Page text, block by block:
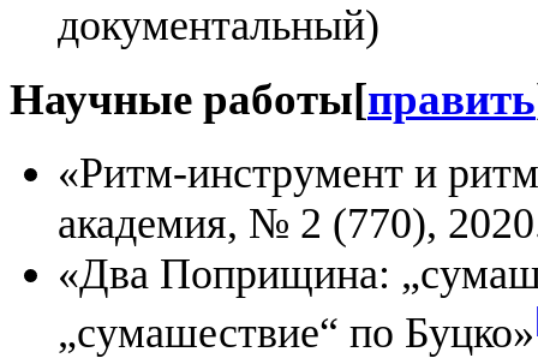
документальный)
Научные работы[править
«Ритм-инструмент и
академия, № 2 (770),
«Два Поприщина:
„сумашествие“ по Буцко»